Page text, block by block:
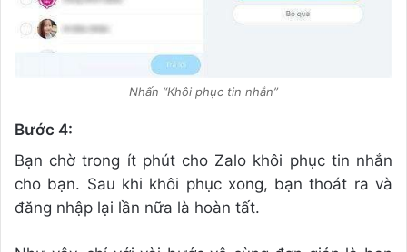
Nhấn “Khôi phục tin nhắn”
Bước 4:
Bạn chờ trong ít phút cho Zalo khôi phục tin nhắn
cho bạn. Sau khi khôi phục xong, bạn thoát ra và
đăng nhập lại lần nữa là hoàn tất.